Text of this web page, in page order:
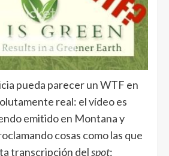
pueda parecer un WTF en
real: el vídeo es
emitido en Montana y
cosas como las que
transcripción delspot: